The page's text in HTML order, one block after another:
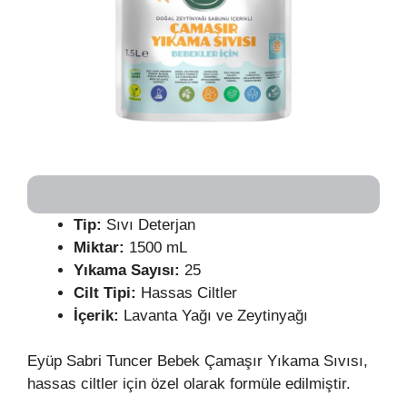
Tip: Sıvı Deterjan
Miktar: 1500 mL
Yıkama Sayısı: 25
Cilt Tipi: Hassas Ciltler
İçerik: Lavanta Yağı ve Zeytinyağı
Eyüp Sabri Tuncer Bebek Çamaşır Yıkama Sıvısı,
hassas ciltler için özel olarak formüle edilmiştir.